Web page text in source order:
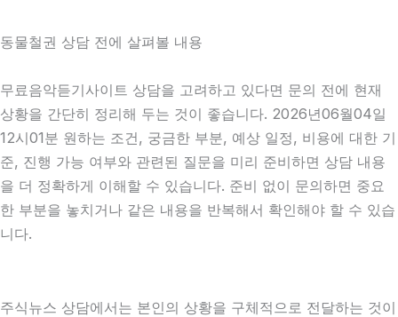
동물철권 상담 전에 살펴볼 내용
무료음악듣기사이트 상담을 고려하고 있다면 문의 전에 현재
상황을 간단히 정리해 두는 것이 좋습니다. 2026년06월04일
12시01분 원하는 조건, 궁금한 부분, 예상 일정, 비용에 대한 기
준, 진행 가능 여부와 관련된 질문을 미리 준비하면 상담 내용
을 더 정확하게 이해할 수 있습니다. 준비 없이 문의하면 중요
한 부분을 놓치거나 같은 내용을 반복해서 확인해야 할 수 있습
니다.
주식뉴스 상담에서는 본인의 상황을 구체적으로 전달하는 것이